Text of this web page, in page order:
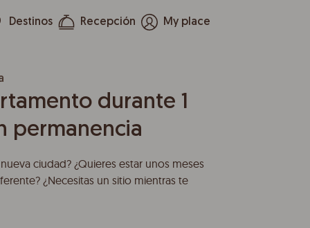
Destinos Recepción My place
durante 1
permanencia
ciudad? ¿Quieres estar unos meses
¿Necesitas un sitio mientras te